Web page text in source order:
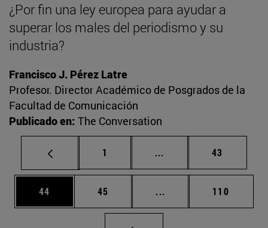
¿Por fin una ley europea para ayudar a
superar los males del periodismo y su
industria?
Francisco J. Pérez Latre
Profesor. Director Académico de Posgrados de la
Facultad de Comunicación
Publicado en: The Conversation
Página
1 ... Páginas intermedias
Página
43
Página
44 Página
45 ... Páginas intermedias
Página
110